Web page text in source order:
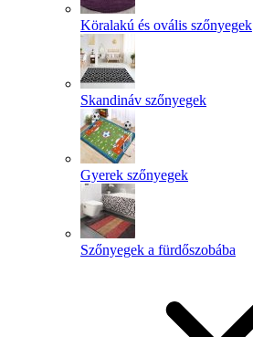
Köralakú és ovális szőnyegek
Skandináv szőnyegek
Gyerek szőnyegek
Szőnyegek a fürdőszobába